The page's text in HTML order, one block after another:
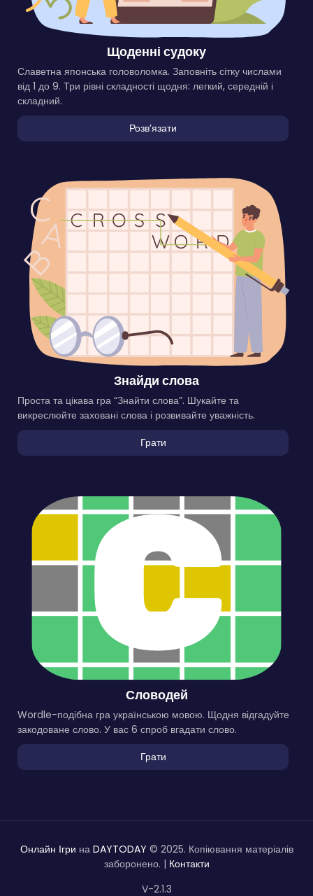
Щоденні судоку
Славетна японська головоломка. Заповніть сітку числами
від 1 до 9. Три рівні складності щодня: легкий, середній і
складний.
Розвʼязати
Знайди слова
Проста та цікава гра “Знайти слова”. Шукайте та
викреслюйте заховані слова і розвивайте уважність.
Грати
Словодей
Wordle-подібна гра українською мовою. Щодня відгадуйте
закодоване слово. У вас 6 спроб вгадати слово.
Грати
Онлайн Ігри на DAYTODAY © 2025. Копіювання матеріалів
заборонено. | Контакти
V-2.1.3